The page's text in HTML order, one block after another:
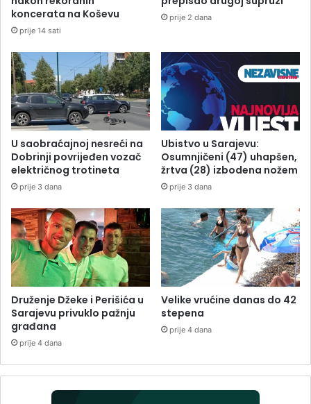
koncerata na Koševu
prije 14 sati
prije 2 dana
U saobraćajnoj nesreći na
Dobrinji povrijeđen vozač
električnog trotineta
prije 3 dana
Ubistvo u Sarajevu:
Osumnjičeni (47) uhapšen,
žrtva (28) izbodena nožem
prije 3 dana
Druženje Džeke i Perišića u
Sarajevu privuklo pažnju
građana
prije 4 dana
Velike vrućine danas do 42
stepena
prije 4 dana